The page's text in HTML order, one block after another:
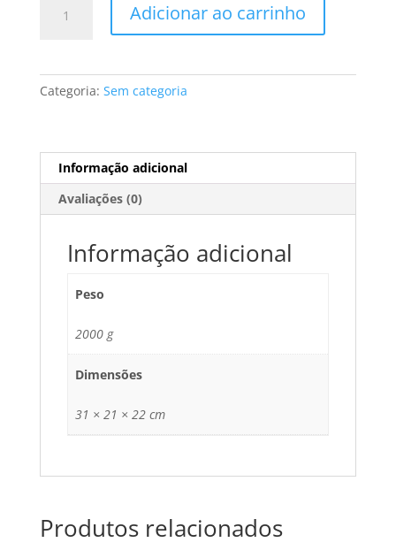
Victoria
e
Adicionar ao carrinho
Categoria: Sem categoria
Informação adicional
Avaliações (0)
Informação adicional
Peso
2000 g
Dimensões
31 × 21 × 22 cm
Produtos relacionados